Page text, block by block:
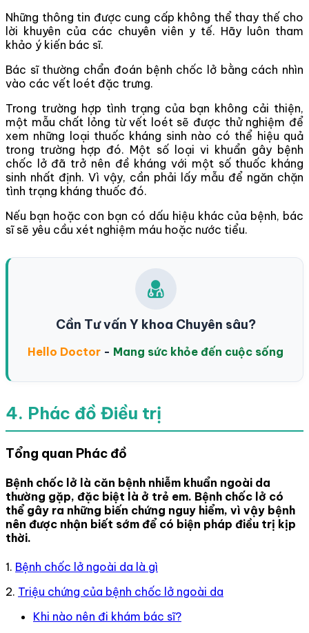
Những thông tin được cung cấp không thể thay thế cho
lời khuyên của các chuyên viên y tế. Hãy luôn tham
khảo ý kiến bác sĩ.
Bác sĩ thường chẩn đoán bệnh chốc lở bằng cách nhìn
vào các vết loét đặc trưng.
Trong trường hợp tình trạng của bạn không cải thiện,
một mẫu chất lỏng từ vết loét sẽ được thử nghiệm để
xem những loại thuốc kháng sinh nào có thể hiệu quả
trong trường hợp đó. Một số loại vi khuẩn gây bệnh
chốc lở đã trở nên đề kháng với một số thuốc kháng
sinh nhất định. Vì vậy, cần phải lấy mẫu để ngăn chặn
tình trạng kháng thuốc đó.
Nếu bạn hoặc con bạn có dấu hiệu khác của bệnh, bác
sĩ sẽ yêu cầu xét nghiệm máu hoặc nước tiểu.
Cần Tư vấn Y khoa Chuyên sâu?
Hello Doctor - Mang sức khỏe đến cuộc sống
4. Phác đồ Điều trị
Tổng quan Phác đồ
Bệnh chốc lở là căn bệnh nhiễm khuẩn ngoài da
thường gặp, đặc biệt là ở trẻ em. Bệnh chốc lở có
thể gây ra những biến chứng nguy hiểm, vì vậy bệnh
nên được nhận biết sớm để có biện pháp điều trị kịp
thời.
1. Bệnh chốc lở ngoài da là gì
2. Triệu chứng của bệnh chốc lở ngoài da
Khi nào nên đi khám bác sĩ?